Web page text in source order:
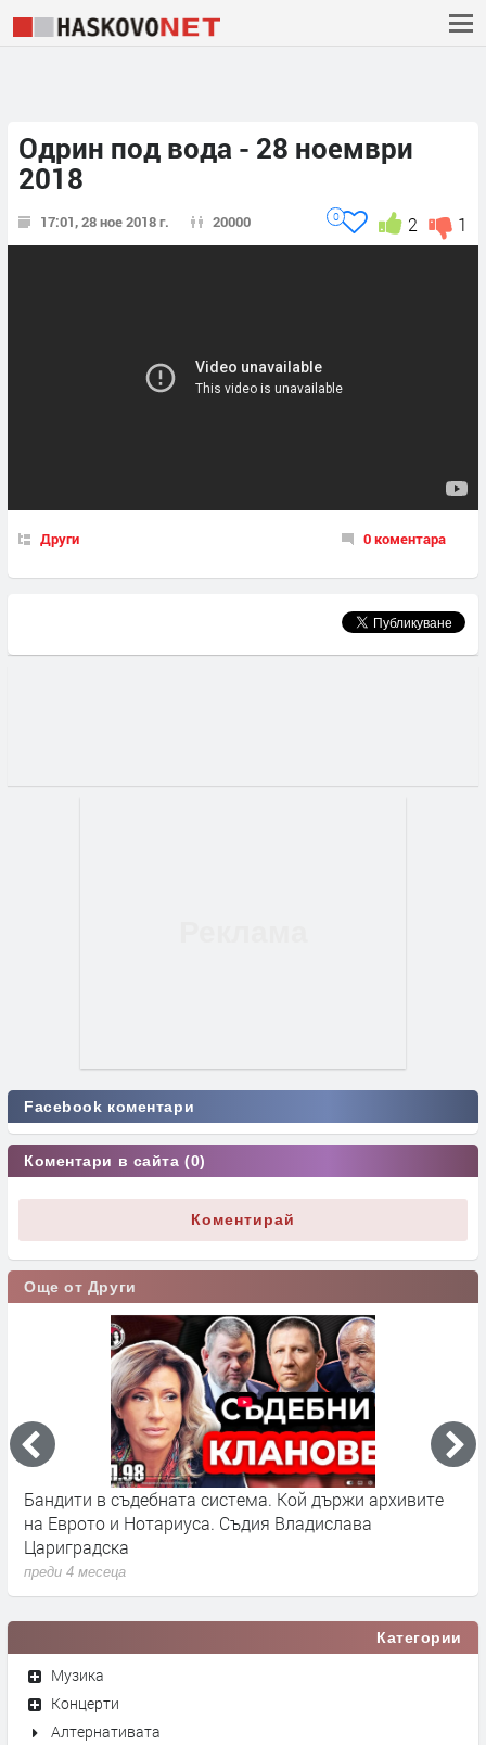
Одрин под вода - 28 ноември
2018
17:01, 28 ное 2018 г. 20000 1
2
0
Други 0 коментара
Facebook коментари
Коментари в сайта (0)
Коментирай
Още от Други
Бандити в съдебната система. Кой държи архивите
на Еврото и Нотариуса. Съдия Владислава
Цариградска
преди 4 месеца
Категории
Музика
Концерти
Алтернативата